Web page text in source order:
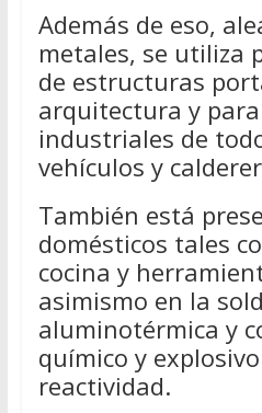
Además de eso,
metales, se utiliza
de estructuras
arquitectura y
industriales de
vehículos y
También está
domésticos tales
cocina y
asimismo en la
aluminotérmica y
químico y
reactividad.